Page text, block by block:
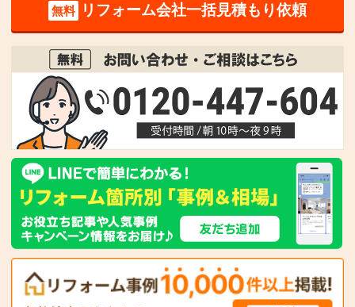
無料 リフォーム会社一括見積もり依頼